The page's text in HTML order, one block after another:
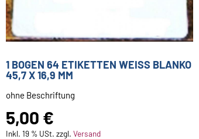
1 BOGEN 64 ETIKETTEN WEISS BLANKO 4
5,7 X 16,9 MM
ohne Beschriftung
5,00 €
Inkl. 19 % USt. zzgl. Versand